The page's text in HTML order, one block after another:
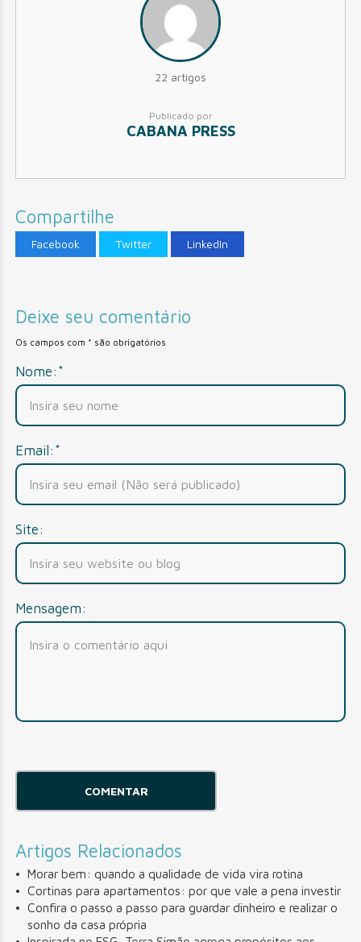
22 artigos
Publicado por
CABANA PRESS
Compartilhe
Facebook Twitter LinkedIn
Deixe seu comentário
Os campos com * são obrigatórios
Nome:*
Email:*
Site:
Mensagem:
Artigos Relacionados
Morar bem: quando a qualidade de vida vira rotina
Cortinas para apartamentos: por que vale a pena investir
Confira o passo a passo para guardar dinheiro e realizar o
sonho da casa própria